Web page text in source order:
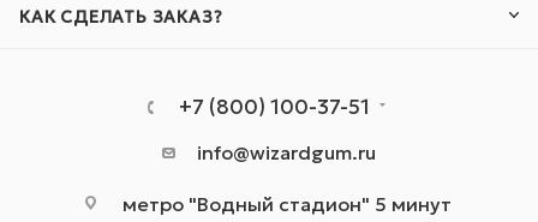
КАК СДЕЛАТЬ ЗАКАЗ?
+7 (800) 100-37-51
info@wizardgum.ru
метро "Водный стадион" 5 минут